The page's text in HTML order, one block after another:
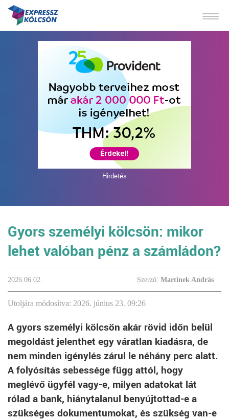
Hirdetés
Gyors személyi kölcsön: mikor
lehet valóban pénz a számládon?
2026.06.02. Szerző: Martinek András
Utoljára módosítva: 2026. június 23. 09:26
A gyors személyi kölcsön akár rövid időn belül
megoldást jelenthet egy váratlan kiadásra, de
nem minden igénylés zárul le néhány perc alatt.
A folyósítás sebessége függ attól, hogy
meglévő ügyfél vagy-e, milyen adatokat lát
rólad a bank, hiánytalanul benyújtottad-e a
szükséges dokumentumokat, és szükség van-e